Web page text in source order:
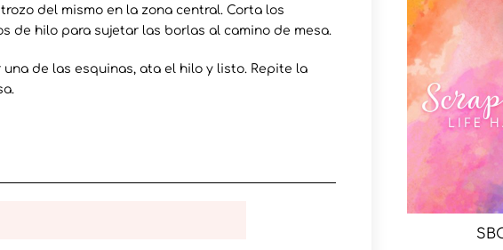
del mismo en la zona central. Corta los
de hilo para sujetar las borlas al camino de mesa.
de las esquinas, ata el hilo y listo. Repite la